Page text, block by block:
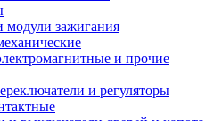
модули зажигания
и прочие
и регуляторы